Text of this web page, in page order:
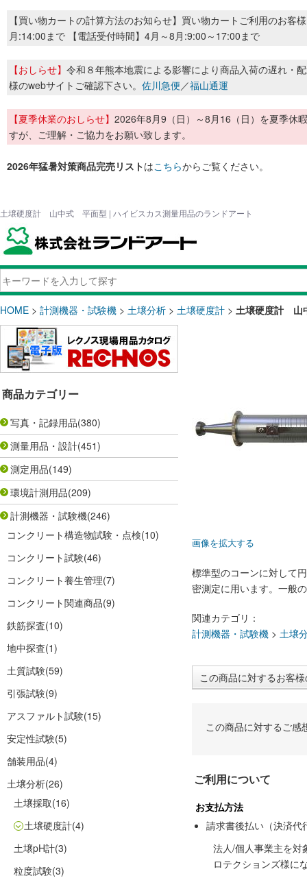
【買い物カートの計算方法のお知らせ】買い物カートご利用のお客
月:14:00まで 【電話受付時間】4月～8月:9:00～17:00まで
【おしらせ】 令和８年熊本地震による影響により商品入荷の遅れ・
様のwebサイトご確認下さい。 佐川急便／福山通運
【夏季休業のおしらせ】 2026年8月9（日）～8月16（日）を夏季休
すが、ご理解・ご協力をお願い致します。
2026年猛暑対策商品完売リストはこちらからご覧ください。
土壌硬度計 山中式 平面型 | ハイビスカス測量用品のランドアート
HOME > 計測機器・試験機 > 土壌分析 > 土壌硬度計 > 土壌硬度計 山
商品カテゴリー
写真・記録用品(380)
測量用品・設計(451)
測定用品(149)
環境計測用品(209)
計測機器・試験機(246)
コンクリート構造物試験・点検(10)
コンクリート試験(46)
コンクリート養生管理(7)
コンクリート関連商品(9)
鉄筋探査(10)
地中探査(1)
土質試験(59)
引張試験(9)
アスファルト試験(15)
安定性試験(5)
舗装用品(4)
土壌分析(26)
土壌採取(16)
土壌硬度計(4)
土壌pH計(3)
粒度試験(3)
画像を拡大する
標準型のコーンに対して
密測定に用います。一般
関連カテゴリ：
計測機器・試験機 > 土壌
この商品に対するお客
この商品に対するご感
ご利用について
お支払方法
請求書後払い（決済代
法人/個人事業主を対
ロテクションズ様に